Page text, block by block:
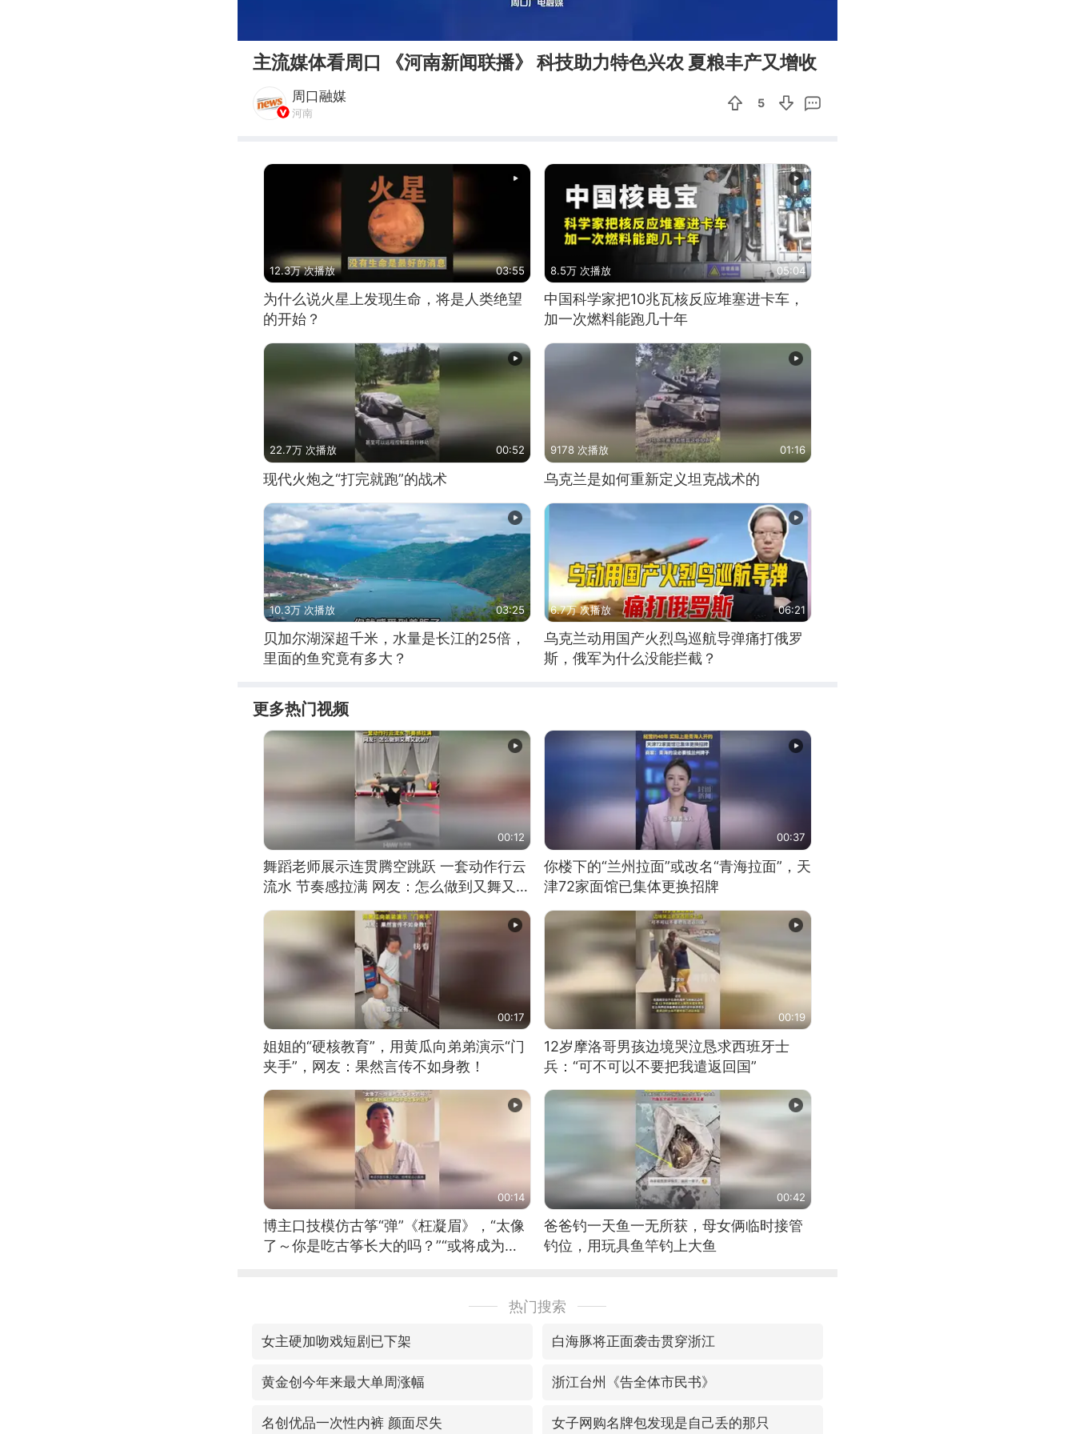
主流媒体看周口 《河南新闻联播》 科技助力特色兴农 夏粮丰产又增收
周口融媒
河南
5
12.3万 次播放 03:55
为什么说火星上发现生命，将是人类绝望
的开始？
8.5万 次播放 05:04
中国科学家把10兆瓦核反应堆塞进卡车，
加一次燃料能跑几十年
22.7万 次播放 00:52
现代火炮之“打完就跑”的战术
9178 次播放 01:16
乌克兰是如何重新定义坦克战术的
10.3万 次播放 03:25
贝加尔湖深超千米，水量是长江的25倍，
里面的鱼究竟有多大？
6.7万 次播放 06:21
乌克兰动用国产火烈鸟巡航导弹痛打俄罗
斯，俄军为什么没能拦截？
更多热门视频
00:12
舞蹈老师展示连贯腾空跳跃 一套动作行云
流水 节奏感拉满 网友：怎么做到又舞又武
00:37
你楼下的“兰州拉面”或改名“青海拉面”，天
津72家面馆已集体更换招牌
00:17
姐姐的“硬核教育”，用黄瓜向弟弟演示“门
夹手”，网友：果然言传不如身教！
00:19
12岁摩洛哥男孩边境哭泣恳求西班牙士
兵：“可不可以不要把我遣返回国”
00:14
博主口技模仿古筝“弹”《枉凝眉》，“太像
了～你是吃古筝长大的吗？”“或将成为首
00:42
爸爸钓一天鱼一无所获，母女俩临时接管
钓位，用玩具鱼竿钓上大鱼
热门搜索
女主硬加吻戏短剧已下架 白海豚将正面袭击贯穿浙江
黄金创今年来最大单周涨幅 浙江台州《告全体市民书》
名创优品一次性内裤 颜面尽失 女子网购名牌包发现是自己丢的那只